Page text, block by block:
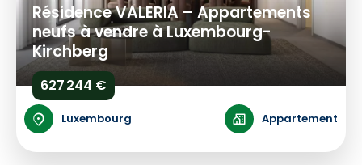
Résidence VALERIA – Appartements
neufs à vendre à Luxembourg-
Kirchberg
627 244 €
Luxembourg Appartement